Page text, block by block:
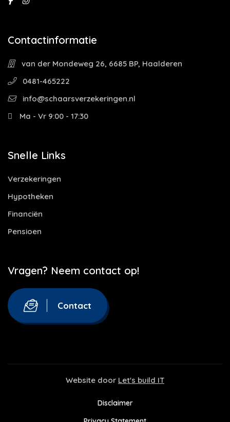
Contactinformatie
van der Mondeweg 26, 6685 BP, Haalderen
0481-465222
info@schaarsverzekeringen.nl
Ma - Vr 9:00 - 17:30
Snelle Links
Verzekeringen
Hypotheken
Financiën
Pensioen
Vragen? Neem contact op!
Contact
Website door Let's build IT
Disclaimer